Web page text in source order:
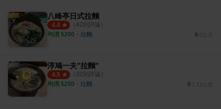
八峰亭日式拉麵
4.4 （ 42則評論）
均消 $200 ・ 拉麵
淳鳩一夫"拉麵"
4.5 （ 32則評論）
均消 $250 ・ 拉麵